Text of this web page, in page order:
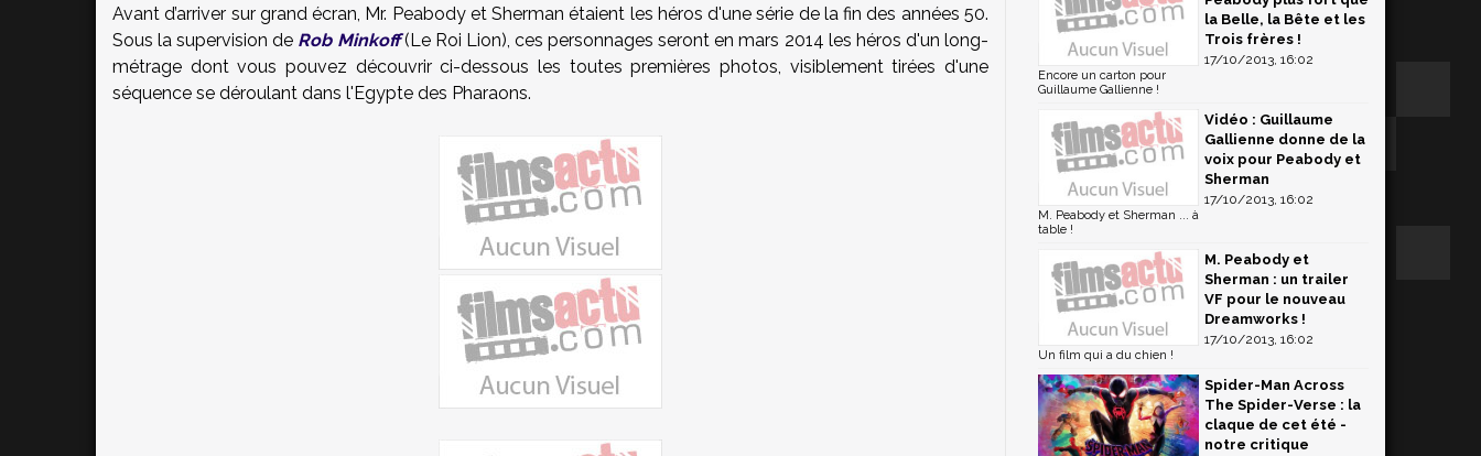
Avant d’arriver sur grand écran, Mr. Peabody et Sherman étaient les héros d'une série de la fin des années 50.
Sous la supervision de Rob Minkoff(Le Roi Lion), ces personnages seront en mars 2014 les héros d'un long-
métrage dont vous pouvez découvrir ci-dessous les toutes premières photos, visiblement tirées d'une
séquence se déroulant dans l'Egypte des Pharaons.
la Belle, la Bête et les
Trois frères !
17/10/2013, 16:02
Encore un carton pour
Guillaume Gallienne !
Vidéo : Guillaume
Gallienne donne de la
voix pour Peabody et
Sherman
17/10/2013, 16:02
M. Peabody et Sherman ... à
table !
M. Peabody et
Sherman : un trailer
VF pour le nouveau
Dreamworks !
17/10/2013, 16:02
Un film qui a du chien !
Spider-Man Across
The Spider-Verse : la
claque de cet été -
notre critique